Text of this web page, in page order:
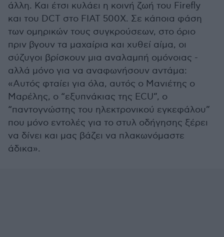
άλλη. Και έτσι κυλάει η κοινή ζωή του Firefly
και του DCT στο FΙΑΤ 500X. Σε κάποια φάση
των ομηρικών τους συγκρούσεων, στο όριο
πριν βγουν τα μαχαίρια και χυθεί αίμα, οι
σύζυγοι βρίσκουν μια αναλαμπή ομόνοιας -
αλλά μόνο για να αναφωνήσουν αντάμα:
«Αυτός φταίει για όλα, αυτός ο Μανιέτης ο
Μαρέλης, ο “εξυπνάκιας της ECU”, ο
“παντογνώστης του ηλεκτρονικού εγκεφάλου”
που μόνο εντολές για το στυλ οδήγησης ξέρει
να δίνει και μας βάζει να πλακωνόμαστε
άδικα».